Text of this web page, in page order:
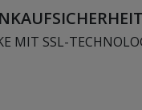
MIT SSL-